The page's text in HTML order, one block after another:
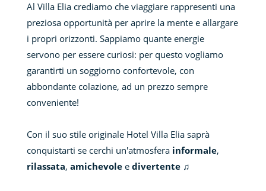
Al Villa Elia crediamo che viaggiare rappresenti una
preziosa opportunità per aprire la mente e allargare
i propri orizzonti. Sappiamo quante energie
servono per essere curiosi: per questo vogliamo
garantirti un soggiorno confortevole, con
abbondante colazione, ad un prezzo sempre
conveniente!
Con il suo stile originale Hotel Villa Elia saprà
conquistarti se cerchi un'atmosferainformale,
rilassata, amichevole edivertente♫